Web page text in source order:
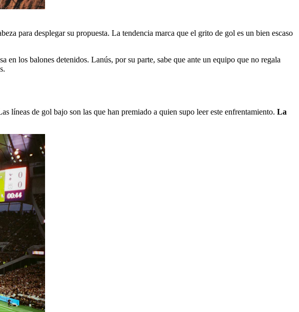
para desplegar su propuesta. La tendencia marca que el grito de gol es un bien escaso
en los balones detenidos. Lanús, por su parte, sabe que ante un equipo que no regala
líneas de gol bajo son las que han premiado a quien supo leer este enfrentamiento. La